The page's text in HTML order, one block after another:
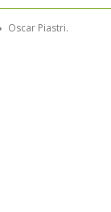
Oscar Piastri.